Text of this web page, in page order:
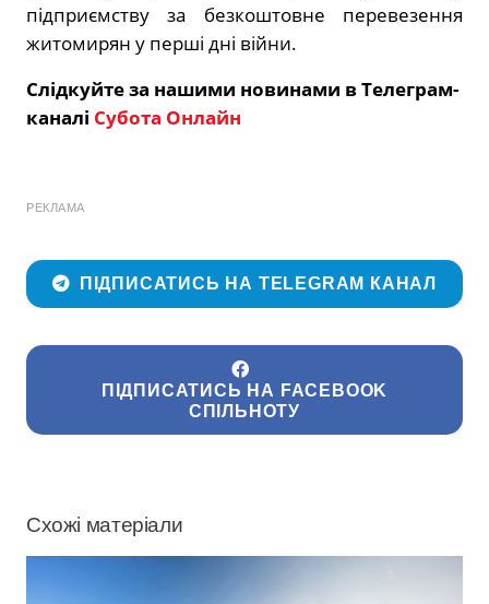
підприємству за безкоштовне перевезення
житомирян у перші дні війни.
Слідкуйте за нашими новинами в Телеграм-
каналі Субота Онлайн
РЕКЛАМА
ПІДПИСАТИСЬ НА TELEGRAM КАНАЛ
ПІДПИСАТИСЬ НА FACEBOOK
СПІЛЬНОТУ
Схожі матеріали